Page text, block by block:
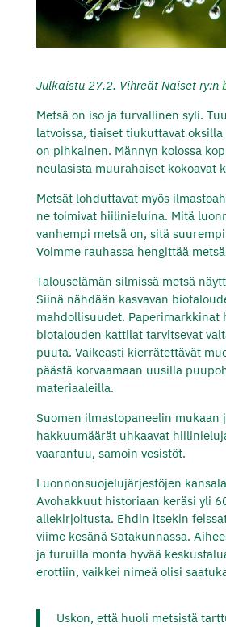
Julkaistu 27.2. Vihreät Naiset ry:n
Metsä on iso ja turvallinen syli.
latvoissa, tiaiset tiukuttavat
on pihkainen. Männyn kolossa
neulasista muurahaiset kokoavat
Metsät lohduttavat myös
ne toimivat hiilinieluina. Mitä
vanhempi metsä on, sitä
Voimme rauhassa hengittää
Talouselämän silmissä metsä
Siinä nähdään kasvavan
mahdollisuudet. Paperimarkkinat
biotalouden kattilat tarvitsevat
puuta. Vaikeasti kierrätettävät
päästä korvaamaan uusilla
materiaaleilla.
Suomen ilmastopaneelin mukaan
hakkuumäärät uhkaavat
vaarantuu, samoin vesistöt.
Luonnonsuojelujärjestöjen
Avohakkuut historiaan keräsi yli
allekirjoitusta. Ehdin itsekin
viime kesänä Satakunnassa.
ja turuilla monta hyvää
erottiin, vaikkei nimeä olisi
Uskon, että huoli metsistä